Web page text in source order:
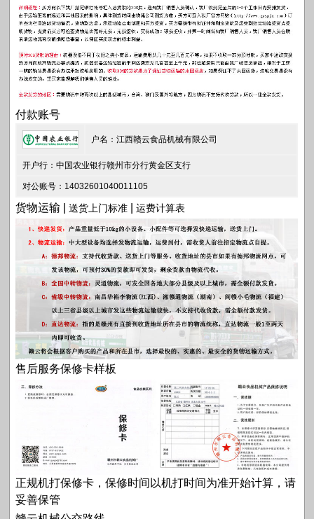
付款账号
户名：江西赣云食品机械有限公司
开户行：中国农业银行赣州市分行黄金区支行
对公账号：14032601040011105
货物运输 |送货上门标准 |运费计算表
售后服务保修卡样板
正规机打保修卡，保修时间以机打时间为准开始计算，请
妥善保管